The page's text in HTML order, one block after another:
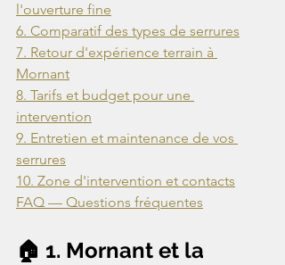
7. Retour d'expérience terrain à
8. Tarifs et budget pour une
9. Entretien et maintenance de vos
FAQ — Questions fréquentes
🏠 1. Mornant et la